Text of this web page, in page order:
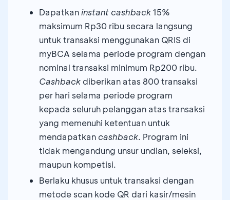
Dapatkaninstant cashback15%
maksimum Rp30 ribu secara langsung
untuk transaksi menggunakan QRIS di
myBCA selama periode program dengan
nominal transaksi minimum Rp200 ribu.
Cashback diberikan atas 800 transaksi
per hari selama periode program
kepada seluruh pelanggan atas transaksi
yang memenuhi ketentuan untuk
mendapatkan cashback. Program ini
tidak mengandung unsur undian, seleksi,
maupun kompetisi.
Berlaku khusus untuk transaksi dengan
metode scan kode QR dari kasir/mesin